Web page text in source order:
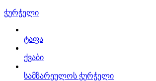
ჭურჭელი
ტაფა
ქვაბი
სამზარეულოს ჭურჭელი